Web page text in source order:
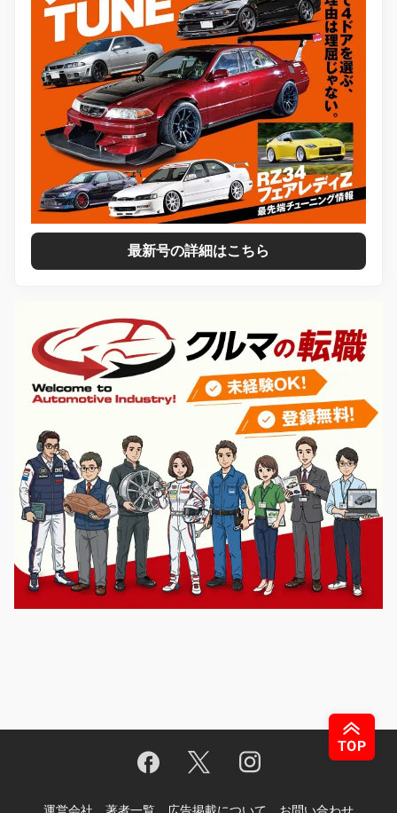
最新号の詳細はこちら